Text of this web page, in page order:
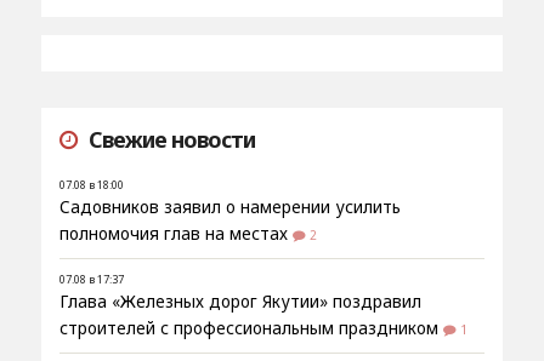
Свежие новости
07.08 в 18:00
Садовников заявил о намерении усилить
полномочия глав на местах
2
07.08 в 17:37
Глава «Железных дорог Якутии» поздравил
строителей с профессиональным праздником
1